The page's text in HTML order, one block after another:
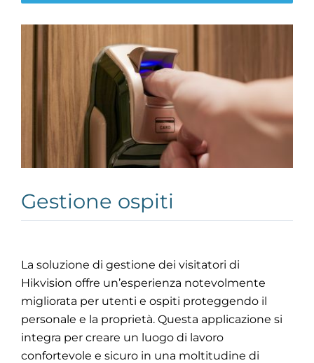
Gestione ospiti
La soluzione di gestione dei visitatori di
Hikvision offre un’esperienza notevolmente
migliorata per utenti e ospiti proteggendo il
personale e la proprietà. Questa applicazione si
integra per creare un luogo di lavoro
confortevole e sicuro in una moltitudine di